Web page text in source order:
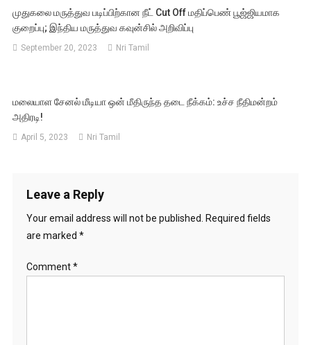
முதுகலை மருத்துவ படிப்பிற்கான நீட் Cut Off மதிப்பெண் பூஜ்ஜியமாக
குறைப்பு; இந்திய மருத்துவ கவுன்சில் அறிவிப்பு
September 20, 2023 Nri Tamil
மலையாள சேனல் மீடியா ஒன் மீதிருந்த தடை நீக்கம்: உச்ச நீதிமன்றம்
அதிரடி!
April 5, 2023 Nri Tamil
Leave a Reply
Your email address will not be published.
Required fields
are marked *
Comment*